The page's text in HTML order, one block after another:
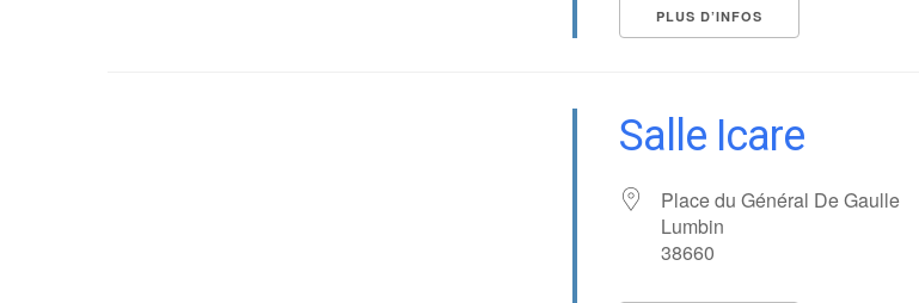
PLUS D’INFOS
Salle Icare
Place du Général De Gaulle
Lumbin
38660